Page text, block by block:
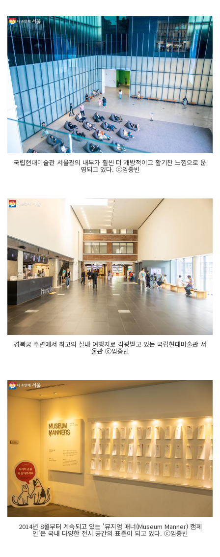
국립현대미술관 서울관의 내부가 훨씬 더 개방적이고 활기찬 느낌으로 운
영되고 있다. ⓒ임중빈
경복궁 주변에서 최고의 실내 여행지로 각광받고 있는 국립현대미술관 서
울관 ⓒ임중빈
2014년 8월부터 계속되고 있는 '뮤지엄 매너(Museum Manner) 캠페
인'은 국내 다양한 전시 공간의 표준이 되고 있다. ⓒ임중빈